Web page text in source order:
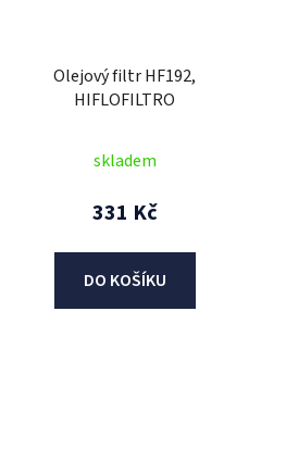
Olejový filtr HF192,
HIFLOFILTRO
skladem
331 Kč
DO KOŠÍKU